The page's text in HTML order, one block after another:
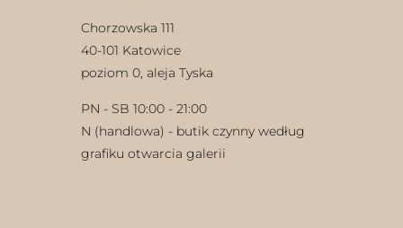
Chorzowska 111
40-101 Katowice
poziom 0, aleja Tyska
PN - SB 10:00 - 21:00
N (handlowa) - butik czynny według
grafiku otwarcia galerii